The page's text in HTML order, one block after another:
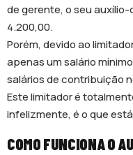
de gerente, o seu
4.200,00.
Porém, devido ao
apenas um salário
salários de contribuição
Este limitador é
infelizmente, é o que
COMO FUNCIONA O